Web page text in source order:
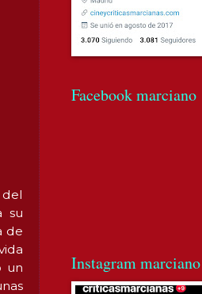
del
su
de
un
Facebook marciano
Instagram marciano